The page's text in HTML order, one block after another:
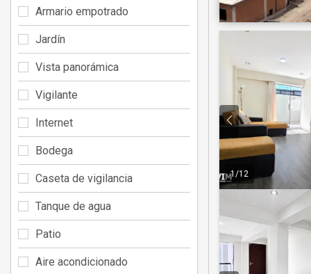
1 /12
Armario empotrado
Jardín
Vista panorámica
Vigilante
Internet
Bodega
Caseta de vigilancia
Tanque de agua
Patio
Aire acondicionado